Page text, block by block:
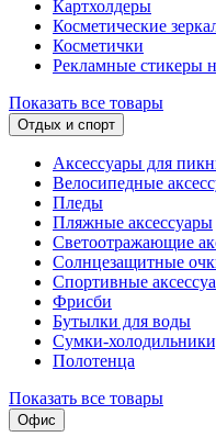
Картхолдеры
Косметические
Косметички
Рекламные стикеры
Показать все товары
Отдых и спорт
Аксессуары для
Велосипедные
Пледы
Пляжные аксессуары
Светоотражающие
Солнцезащитные
Спортивные
Фрисби
Бутылки для воды
Сумки-
Полотенца
Показать все товары
Офис